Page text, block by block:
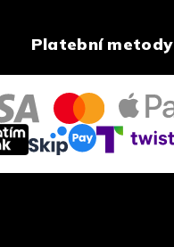
Platební metody